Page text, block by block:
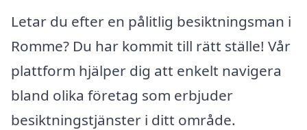
Letar du efter en pålitlig besiktningsman i
Romme? Du har kommit till rätt ställe! Vår
plattform hjälper dig att enkelt navigera
bland olika företag som erbjuder
besiktningstjänster i ditt område.